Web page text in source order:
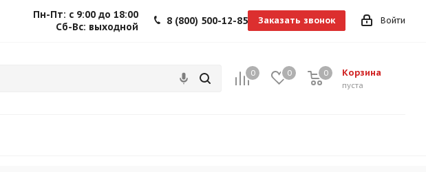
Войти
8 (800) 500-12-85 Заказать звонок
Пн-Пт: с 9:00 до 18:00
Сб-Вс: выходной
0 0 Корзина
0
пуста
0